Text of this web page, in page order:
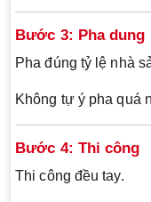
Bước 3: Pha dung
Pha đúng tỷ lệ nhà
Không tự ý pha quá
Bước 4: Thi công
Thi công đều tay.